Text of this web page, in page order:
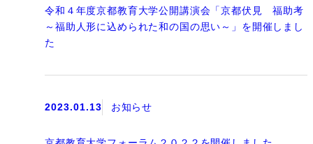
令和４年度京都教育大学公開講演会「京都伏見 福助考
～福助人形に込められた和の国の思い～」を開催しまし
た
2023.01.13 お知らせ